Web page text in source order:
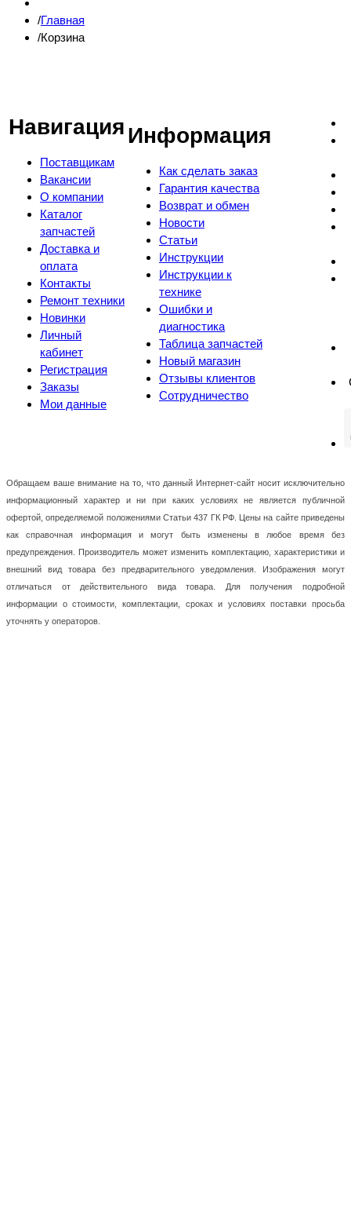
Главная
Корзина
Навигация
Поставщикам
Вакансии
О компании
Каталог
запчастей
Доставка и
оплата
Контакты
Ремонт техники
Новинки
Личный
кабинет
Регистрация
Заказы
Мои данные
Информация
Как сделать заказ
Гарантия качества
Возврат и обмен
Новости
Статьи
Инструкции
Инструкции к
технике
Ошибки и
диагностика
Таблица запчастей
Новый магазин
Отзывы клиентов
Сотрудничество
Обращаем ваше внимание на то, что данный Интернет-сайт носит исключительно
информационный характер и ни при каких условиях не является публичной
офертой, определяемой положениями Статьи 437 ГК РФ. Цены на сайте приведены
как справочная информация и могут быть изменены в любое время без
предупреждения. Производитель может изменить комплектацию, характеристики и
внешний вид товара без предварительного уведомления. Изображения могут
отличаться от действительного вида товара. Для получения подробной
информации о стоимости, комплектации, сроках и условиях поставки просьба
уточнять у операторов.